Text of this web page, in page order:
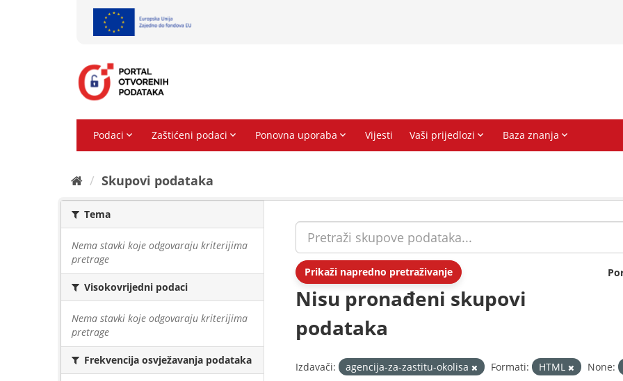
Skupovi podаtаkа
Tema
Nema stavki koje odgovaraju kriterijima
pretrage
Visokovrijedni podaci
Nema stavki koje odgovaraju kriterijima
pretrage
Frekvencija osvježavanja podataka
Prikaži napredno pretraživanje
Nisu pronađeni skupovi
podataka
Izdavači: agencija-za-zastitu-okolisa Formati: HTML None: